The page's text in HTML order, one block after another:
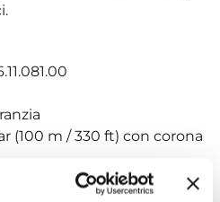
(100 m / 330 ft) con corona